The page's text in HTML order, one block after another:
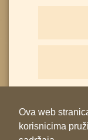
Ova web
korisnicima